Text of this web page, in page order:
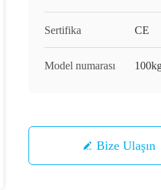
Sertifika CE
Model numarası
Bize Ulaşın